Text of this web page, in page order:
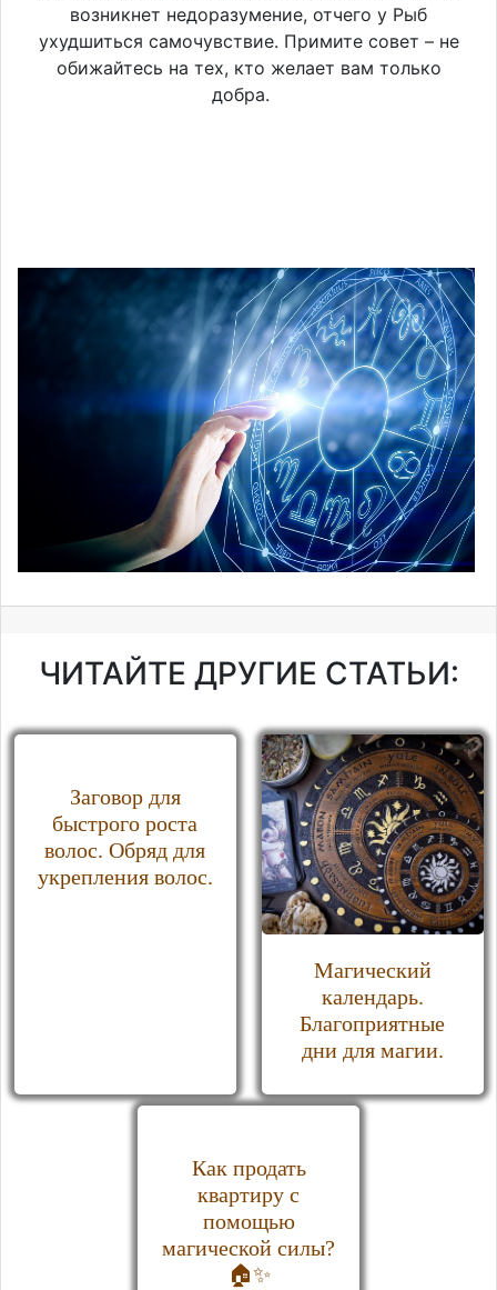
возникнет недоразумение, отчего у Рыб
ухудшиться самочувствие. Примите совет – не
обижайтесь на тех, кто желает вам только
добра.
ЧИТАЙТЕ ДРУГИЕ СТАТЬИ:
Заговор для
быстрого роста
волос. Обряд для
укрепления волос.
Магический
календарь.
Благоприятные
дни для магии.
Как продать
квартиру с
помощью
магической силы?
🏠✨